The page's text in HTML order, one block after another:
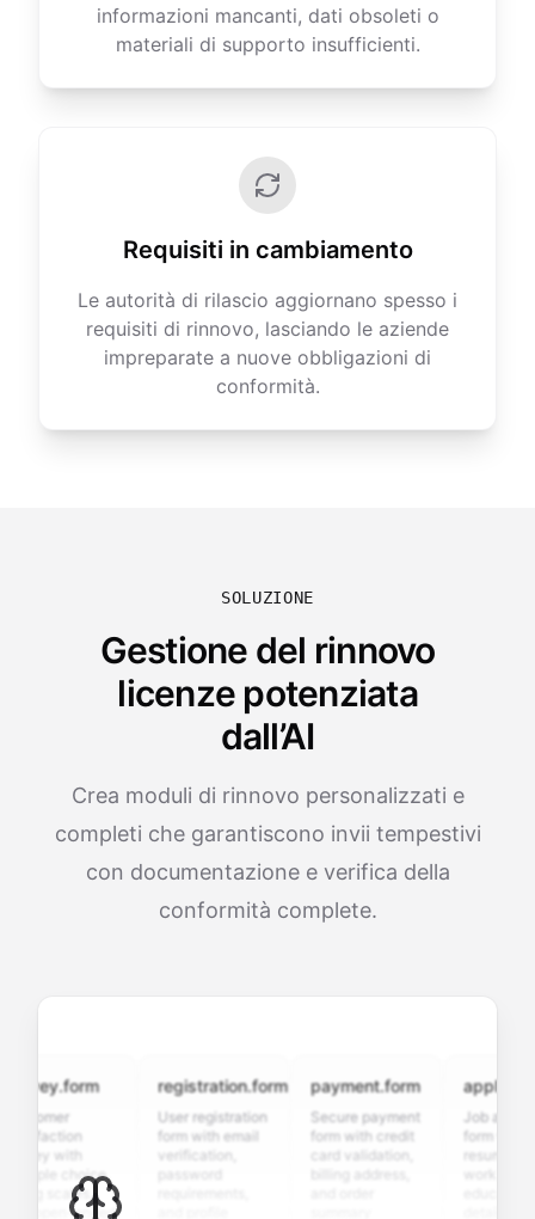
informazioni mancanti, dati obsoleti o
materiali di supporto insufficienti.
Requisiti in cambiamento
Le autorità di rilascio aggiornano spesso i
requisiti di rinnovo, lasciando le aziende
impreparate a nuove obbligazioni di
conformità.
SOLUZIONE
Gestione del rinnovo
licenze potenziata
dall’AI
Crea moduli di rinnovo personalizzati e
completi che garantiscono invii tempestivi
con documentazione e verifica della
conformità complete.
with
ended
registration.form
User registration
form with email
verification,
payment.form
Secure payment
form with credit
card validation,
Job application
form with
resume upload,